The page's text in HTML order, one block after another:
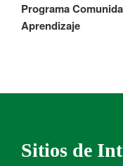
Programa
Aprendizaje
Sitios de